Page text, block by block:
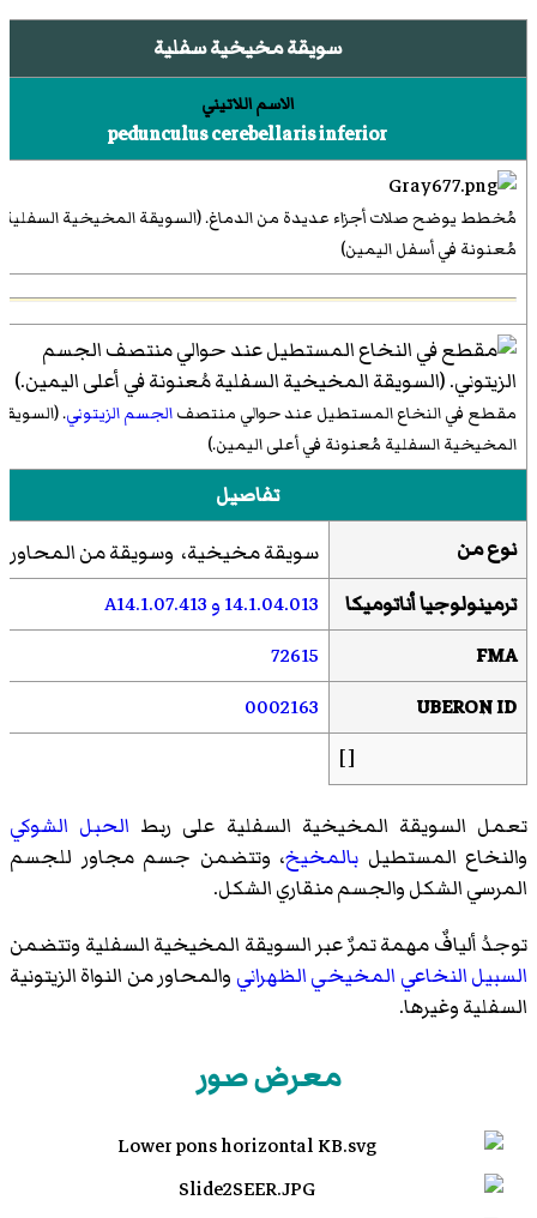
سويقة مخيخية سفلية
الاسم اللاتيني
pedunculus cerebellaris inferior
مُخطط يوضح صلات أجزاء عديدة من الدماغ. (السويقة المخيخية السفلية
مُعنونة في أسفل اليمين)
مقطع في النخاع المستطيل عند حوالي منتصفالجسم الزيتوني.
المخيخية السفلية مُعنونة في أعلى اليمين.)
تفاصيل
نوع من
سويقة مخيخية، وسويقة من المحاور
ترمينولوجيا أناتوميكا
14.1.04.013 و A14.1.07.413
FMA
72615
UBERON ID
0002163
[ ]
تعمل السويقة المخيخية السفلية على ربط الحبل الشوكي
والنخاع المستطيل بالمخيخ، وتتضمن جسم مجاور للجسم
المرسي الشكلوالجسم منقاري الشكل.
توجدُ أليافٌ مهمة تمرٌ عبر السويقة المخيخية السفلية وتتضمن
السبيل النخاعي المخيخي الظهراني والمحاور من النواة الزيتونية
السفليةوغيرها.
معرض صور